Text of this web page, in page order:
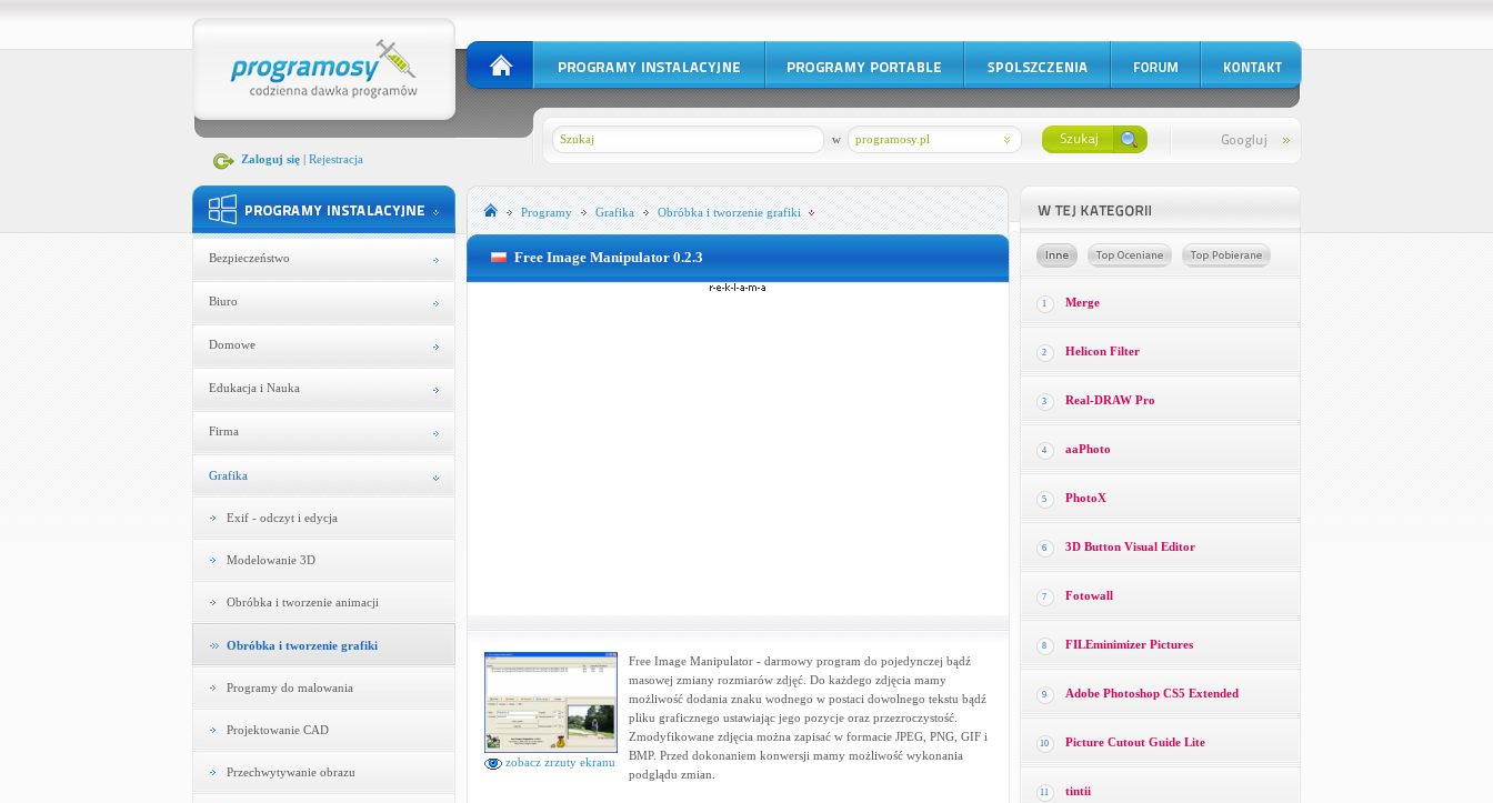
Zaloguj się| Rejestracja
programosy.pl
w
Bezpieczeństwo
Biuro
Domowe
Edukacja i Nauka
Firma
Grafika
Exif - odczyt i edycja
Modelowanie 3D
Obróbka i tworzenie animacji
Obróbka i tworzenie grafiki
Programy do malowania
Projektowanie CAD
Przechwytywanie obrazu
Programy Grafika Obróbka i tworzenie grafiki
Free Image Manipulator 0.2.3
zobacz zrzuty ekranu
Free Image Manipulator - darmowy program do pojedynczej bądź
masowej zmiany rozmiarów zdjęć. Do każdego zdjęcia mamy
możliwość dodania znaku wodnego w postaci dowolnego tekstu bądź
pliku graficznego ustawiając jego pozycje oraz przezroczystość.
Zmodyfikowane zdjęcia można zapisać w formacie JPEG, PNG, GIF i
BMP. Przed dokonaniem konwersji mamy możliwość wykonania
podglądu zmian.
1 Merge
2 Helicon Filter
3 Real-DRAW Pro
4 aaPhoto
5 PhotoX
6 3D Button Visual Editor
7 Fotowall
8 FILEminimizer Pictures
9 Adobe Photoshop CS5 Extended
10 Picture Cutout Guide Lite
11 tintii